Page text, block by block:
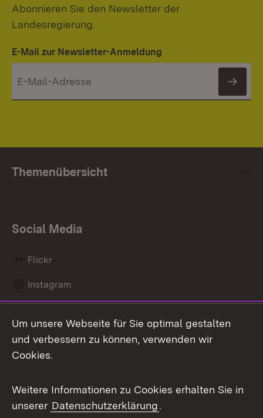
Abonnieren Sie den Newsletter der
Landesregierung.
E-Mail zur Newsletter-Anmeldung
Themenübersicht
Social Media
Flickr
Instagram
Mastodon
Messenger
Social Wall
X / Twitter
Um unsere Webseite für Sie optimal gestalten
und verbessern zu können, verwenden wir
Cookies.
Weitere Informationen zu Cookies erhalten Sie in
unserer Datenschutzerklärung.